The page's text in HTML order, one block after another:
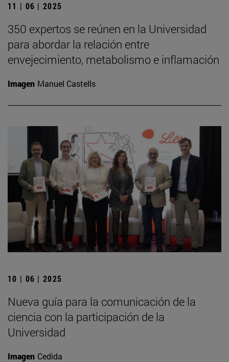
11 | 06 | 2025
350 expertos se reúnen en la Universidad
para abordar la relación entre
envejecimiento, metabolismo e inflamación
Imagen Manuel Castells
10 | 06 | 2025
Nueva guía para la comunicación de la
ciencia con la participación de la
Universidad
Imagen Cedida